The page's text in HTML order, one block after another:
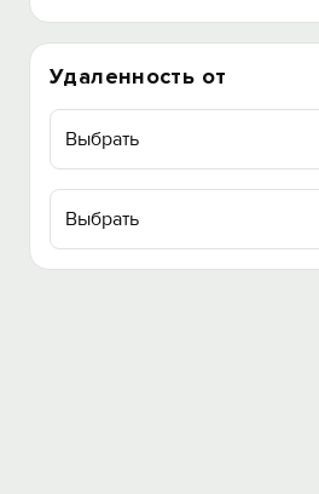
Удаленность от
Выбрать
Выбрать